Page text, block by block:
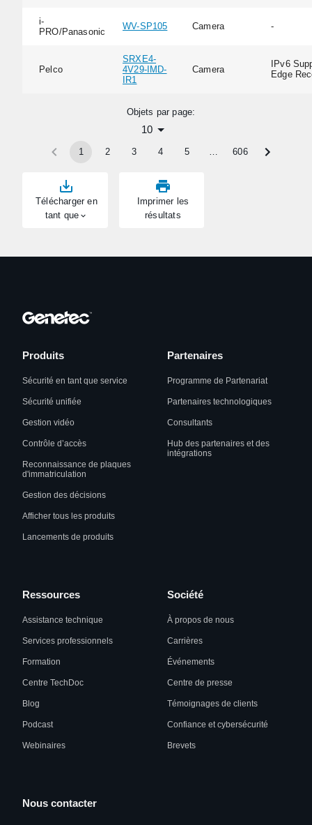
Télécharger en
tant que
Imprimer les
résultats
i-
PRO/Panasonic
WV-SP105 Camera -
Pelco
SRXE4-
4V29-IMD-
IR1
Camera
IPv6
Edge
Objets par page:
10
1 2 3 4 5 … 606
Produits
Sécurité en tant que service
Sécurité unifiée
Gestion vidéo
Contrôle d’accès
Reconnaissance de plaques
d'immatriculation
Gestion des décisions
Afficher tous les produits
Lancements de produits
Partenaires
Programme de Partenariat
Partenaires technologiques
Consultants
Hub des partenaires et des
intégrations
Ressources
Assistance technique
Services professionnels
Formation
Centre TechDoc
Blog
Podcast
Webinaires
Société
À propos de nous
Carrières
Événements
Centre de presse
Témoignages de clients
Confiance et cybersécurité
Brevets
Nous contacter